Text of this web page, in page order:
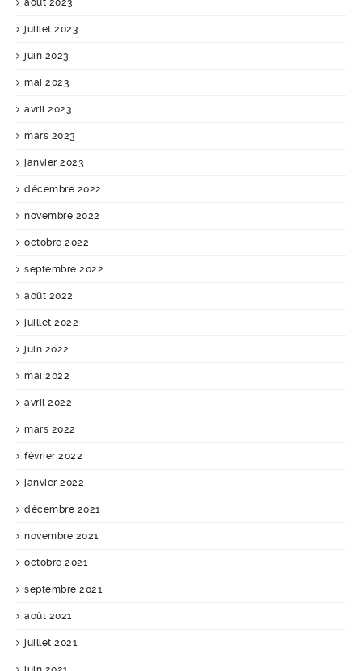
août 2023
juillet 2023
juin 2023
mai 2023
avril 2023
mars 2023
janvier 2023
décembre 2022
novembre 2022
octobre 2022
septembre 2022
août 2022
juillet 2022
juin 2022
mai 2022
avril 2022
mars 2022
février 2022
janvier 2022
décembre 2021
novembre 2021
octobre 2021
septembre 2021
août 2021
juillet 2021